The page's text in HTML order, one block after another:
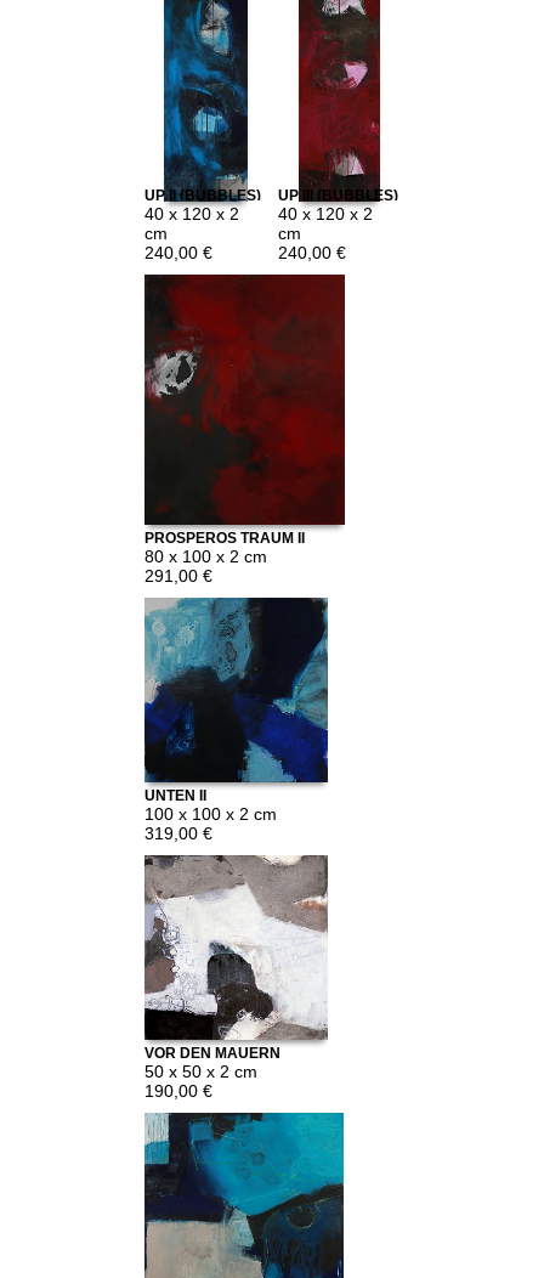
UP II (BUBBLES)
40 x 120 x 2
cm
240,00 €
UP III (BUBBLES)
40 x 120 x 2
cm
240,00 €
PROSPEROS TRAUM II
80 x 100 x 2 cm
291,00 €
UNTEN II
100 x 100 x 2 cm
319,00 €
VOR DEN MAUERN
50 x 50 x 2 cm
190,00 €